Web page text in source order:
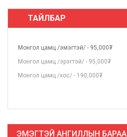
ТАЙЛБАР
Монгол цамц /эмэгтэй/ - 95,000₮
Монгол цамц /эрэгтэй/ - 95,000₮